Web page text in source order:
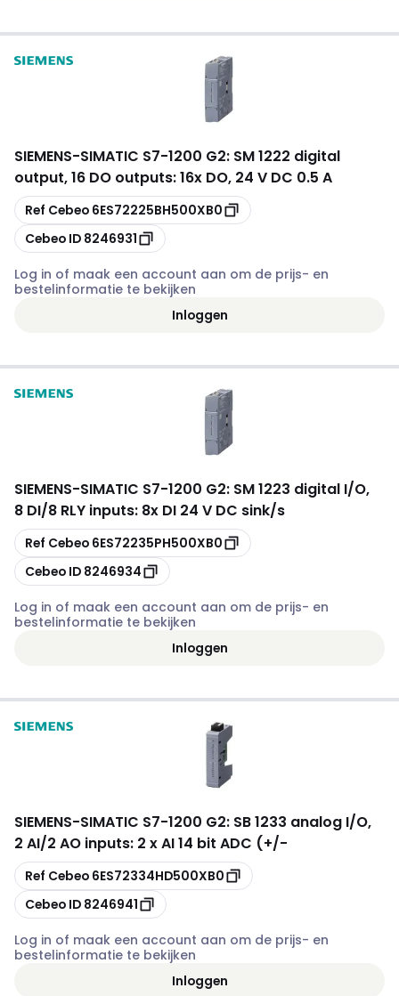
SIEMENS-SIMATIC S7-1200 G2: SM 1222 digital
output, 16 DO outputs: 16x DO, 24 V DC 0.5 A
Kopiëren
Ref Cebeo 6ES72225BH500XB0
Kopiëren
Cebeo ID 8246931
Log in of maak een account aan om de prijs- en
bestelinformatie te bekijken
Inloggen
SIEMENS-SIMATIC S7-1200 G2: SM 1223 digital I/O,
8 DI/8 RLY inputs: 8x DI 24 V DC sink/s
Kopiëren
Ref Cebeo 6ES72235PH500XB0
Kopiëren
Cebeo ID 8246934
Log in of maak een account aan om de prijs- en
bestelinformatie te bekijken
Inloggen
SIEMENS-SIMATIC S7-1200 G2: SB 1233 analog I/O,
2 AI/2 AO inputs: 2 x AI 14 bit ADC (+/-
Kopiëren
Ref Cebeo 6ES72334HD500XB0
Kopiëren
Cebeo ID 8246941
Log in of maak een account aan om de prijs- en
bestelinformatie te bekijken
Inloggen